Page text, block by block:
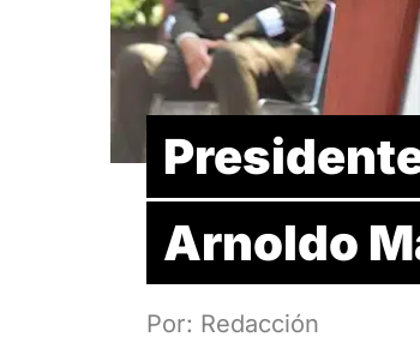
Arnoldo
Por: Redacción